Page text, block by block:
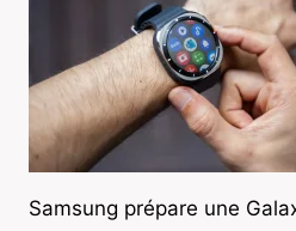
Samsung prépare une